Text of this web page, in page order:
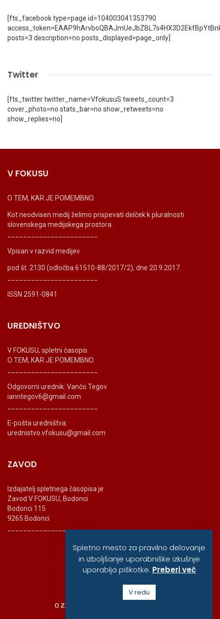
[fts_facebook type=page id=104003041353790
posts=3 description=no posts_displayed=page_only]
Twitter
[fts_twitter twitter_name=VfokusuS tweets_count=3
cover_photo=no stats_bar=no show_retweets=no
show_replies=no]
V FOKUSU
O TEM, KAR JE POMEMBNO.
Kot neodvisen medij želimo prispevati delček k pluralnosti
slovenskega medijskega prostora.
Vpisan v razvid medijev
pod št. 2130 (odločba 61510-88/2017/2), dne 20.9.2017.
ISSN 2591-0841
UREDNIŠTVO
V FOKUSU, spletni časopis
O TEM, KAR JE POMEMBNO
Odgovorni urednik: Vančo Tegov
ianntegov6@gmail.com
E-pošta uredništva:
urednistvo.vfokusu@gmail.com
ZAVOD
Izdajatelj spletnega časopisa je
Zavod V FOKUSU, Bodonci
Bodonci 115
9265 Bodonci
_______________________
© vfokusu, 2020
O ZAVODU
Spletno mesto za pravilno delovanje
in izboljšanje uporabniške izkušnje
uporablja piškotke. Preberi več
V redu